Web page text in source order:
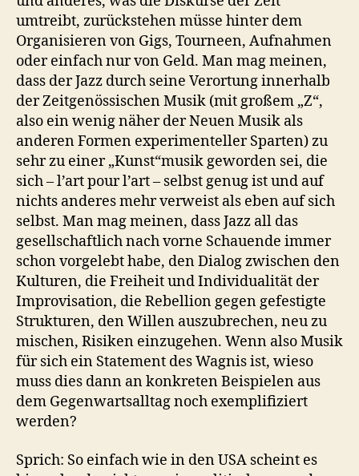
umtreibt, zurückstehen müsse hinter dem
Organisieren von Gigs, Tourneen, Aufnahmen
oder einfach nur von Geld. Man mag meinen,
dass der Jazz durch seine Verortung innerhalb
der Zeitgenössischen Musik (mit großem „Z“,
also ein wenig näher der Neuen Musik als
anderen Formen experimenteller Sparten) zu
sehr zu einer „Kunst“musik geworden sei, die
sich – l’art pour l’art – selbst genug ist und auf
nichts anderes mehr verweist als eben auf sich
selbst. Man mag meinen, dass Jazz all das
gesellschaftlich nach vorne Schauende immer
schon vorgelebt habe, den Dialog zwischen den
Kulturen, die Freiheit und Individualität der
Improvisation, die Rebellion gegen gefestigte
Strukturen, den Willen auszubrechen, neu zu
mischen, Risiken einzugehen. Wenn also Musik
für sich ein Statement des Wagnis ist, wieso
muss dies dann an konkreten Beispielen aus
dem Gegenwartsalltag noch exemplifiziert
werden?
Sprich: So einfach wie in den USA scheint es